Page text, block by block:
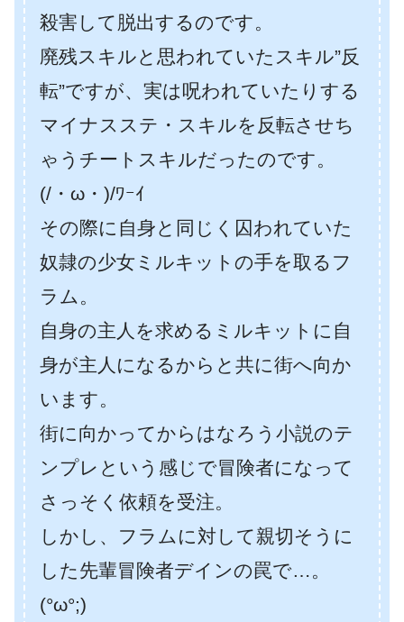
殺害して脱出するのです。
廃残スキルと思われていたスキル”反
転”ですが、実は呪われていたりする
マイナスステ・スキルを反転させち
ゃうチートスキルだったのです。
(/・ω・)/ﾜｰｲ
その際に自身と同じく囚われていた
奴隷の少女ミルキットの手を取るフ
ラム。
自身の主人を求めるミルキットに自
身が主人になるからと共に街へ向か
います。
街に向かってからはなろう小説のテ
ンプレという感じで冒険者になって
さっそく依頼を受注。
しかし、フラムに対して親切そうに
した先輩冒険者デインの罠で…。
(°ω°;)